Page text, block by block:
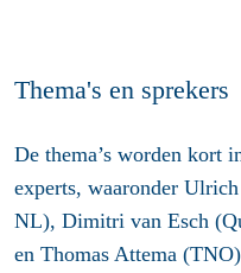
Thema's en sprekers
De thema’s worden kort
experts, waaronder
NL), Dimitri van Esch
en Thomas Attema